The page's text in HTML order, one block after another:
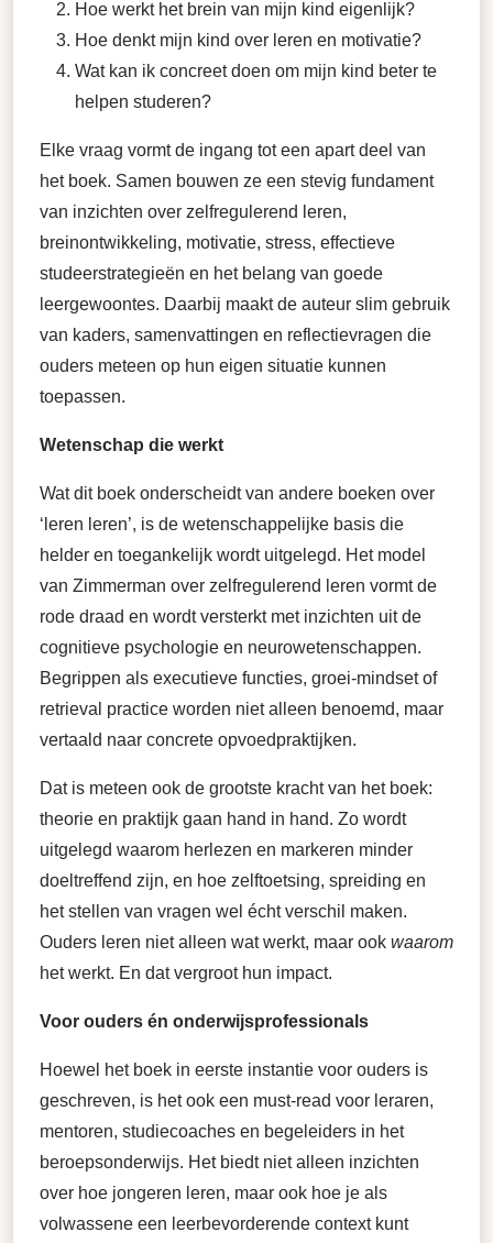
Hoe werkt het brein van mijn kind eigenlijk?
Hoe denkt mijn kind over leren en motivatie?
Wat kan ik concreet doen om mijn kind beter te
helpen studeren?
Elke vraag vormt de ingang tot een apart deel van
het boek. Samen bouwen ze een stevig fundament
van inzichten over zelfregulerend leren,
breinontwikkeling, motivatie, stress, effectieve
studeerstrategieën en het belang van goede
leergewoontes. Daarbij maakt de auteur slim gebruik
van kaders, samenvattingen en reflectievragen die
ouders meteen op hun eigen situatie kunnen
toepassen.
Wetenschap die werkt
Wat dit boek onderscheidt van andere boeken over
‘leren leren’, is de wetenschappelijke basis die
helder en toegankelijk wordt uitgelegd. Het model
van Zimmerman over zelfregulerend leren vormt de
rode draad en wordt versterkt met inzichten uit de
cognitieve psychologie en neurowetenschappen.
Begrippen als executieve functies, groei-mindset of
retrieval practice worden niet alleen benoemd, maar
vertaald naar concrete opvoedpraktijken.
Dat is meteen ook de grootste kracht van het boek:
theorie en praktijk gaan hand in hand. Zo wordt
uitgelegd waarom herlezen en markeren minder
doeltreffend zijn, en hoe zelftoetsing, spreiding en
het stellen van vragen wel écht verschil maken.
Ouders leren niet alleen wat werkt, maar ook waarom
het werkt. En dat vergroot hun impact.
Voor ouders én onderwijsprofessionals
Hoewel het boek in eerste instantie voor ouders is
geschreven, is het ook een must-read voor leraren,
mentoren, studiecoaches en begeleiders in het
beroepsonderwijs. Het biedt niet alleen inzichten
over hoe jongeren leren, maar ook hoe je als
volwassene een leerbevorderende context kunt